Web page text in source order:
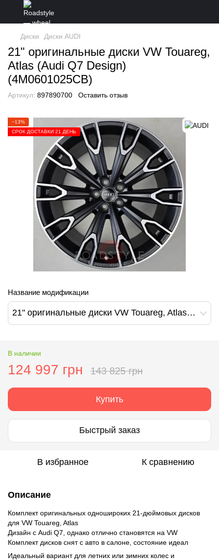
Диски Диски AUDI
21" оригинальные диски VW Touareg,
Atlas (Audi Q7 Design)
(4M0601025CB)
Артикул: 897890700 Оставить отзыв
−13%
СРОК ДОСТАВКИ 21 ДЕНЬ
Название модификации
21" оригинальные диски VW Touareg, Atlas (Audi Q7 Design) (4M0601025CB)
В наличии
124 997 грн 143 825 грн
Купить
Быстрый заказ
В избранное К сравнению
Описание
Комплект оригинальных одношироких 21-дюймовых дисков
для VW Touareg, Atlas
Дизайн с Audi Q7, однако отлично становятся на VW
Комплект дисков снят с авто в салоне, состояние идеал
Идеальный вариант для летних или зимних колес и